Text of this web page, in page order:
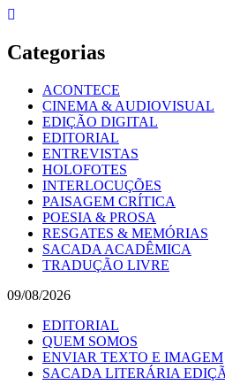
Skip
content
Categorias
ACONTECE
CINEMA & AUDIOVISUAL
EDIÇÃO DIGITAL
EDITORIAL
ENTREVISTAS
HOLOFOTES
INTERLOCUÇÕES
PAISAGEM CRÍTICA
POESIA & PROSA
RESGATES & MEMÓRIAS
SACADA ACADÊMICA
TRADUÇÃO LIVRE
09/08/2026
EDITORIAL
QUEM SOMOS
ENVIAR TEXTO E IMAGEM
SACADA LITERÁRIA